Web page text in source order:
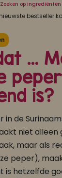
bestseller
je aan te melden
Zoeken op ingrediënten
bestseller
...
peper
is?
in de
niet alleen
maar als
peper),
is hetzelfde